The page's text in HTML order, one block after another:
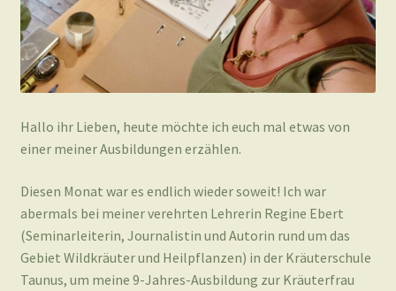
Hallo ihr Lieben, heute möchte ich euch mal etwas von
einer meiner Ausbildungen erzählen.
Diesen Monat war es endlich wieder soweit! Ich war
abermals bei meiner verehrten Lehrerin Regine Ebert
(Seminarleiterin, Journalistin und Autorin rund um das
Gebiet Wildkräuter und Heilpflanzen) in der Kräuterschule
Taunus, um meine 9-Jahres-Ausbildung zur Kräuterfrau